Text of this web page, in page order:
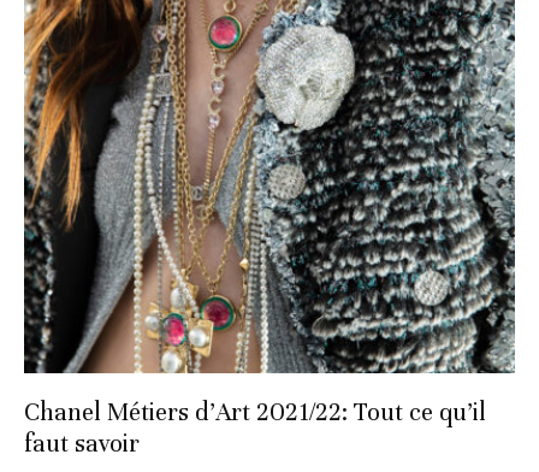
Chanel Métiers d’Art 2021/22: Tout ce qu’il
faut savoir